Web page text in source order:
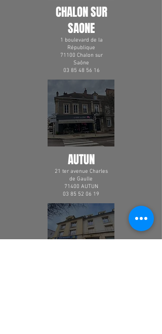
CHALON SUR
SAONE
1 boulevard de la
République
71100 Chalon sur
Saône
03 85 48 56 16
AUTUN
21 ter avenue Charles
de Gaulle
71400 AUTUN
03 85 52 06 19